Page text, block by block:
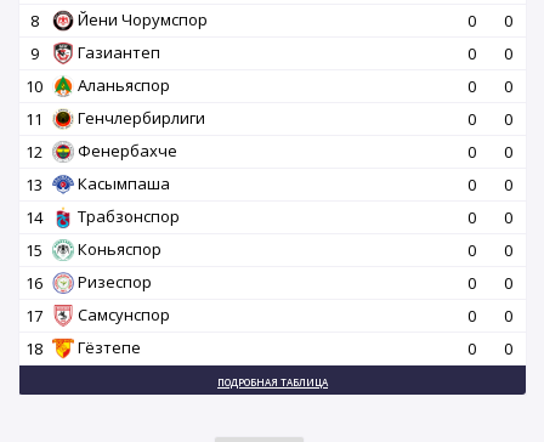
8
Йени Чорумспор 0
0
9
Газиантеп 0
0
10
Аланьяспор 0
0
11
Генчлербирлиги 0
0
12
Фенербахче 0
0
13
Касымпаша 0
0
14
Трабзонспор 0
0
15
Коньяспор 0
0
16
Ризеспор 0
0
17
Самсунспор 0
0
18
Гёзтепе 0 0
ПОДРОБНАЯ ТАБЛИЦА